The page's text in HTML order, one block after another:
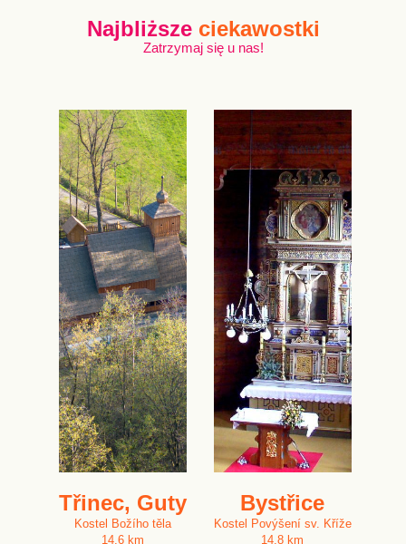
Najbliższe ciekawostki
Zatrzymaj się u nas!
Třinec, Guty
Kostel Božího těla
14.6 km
Bystřice
Kostel Povýšení sv. Kříže
14.8 km